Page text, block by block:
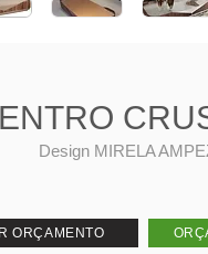
Design MIRELA
ORÇAMENTO